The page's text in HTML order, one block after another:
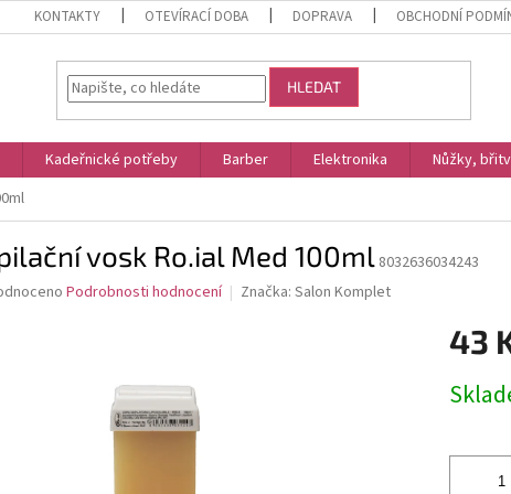
KONTAKTY OTEVÍRACÍ DOBA DOPRAVA OBCHODNÍ
HLEDAT
Kadeřnické potřeby Barber Elektronika Nůžky,
vosk Ro.ial Med 100ml 8032636034243
Podrobnosti hodnocení Značka: Salon Komplet
43
cena: